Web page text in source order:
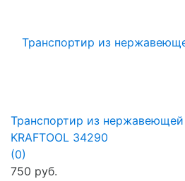
Транспортир из
KRAFTOOL 34290
(0)
750 руб.